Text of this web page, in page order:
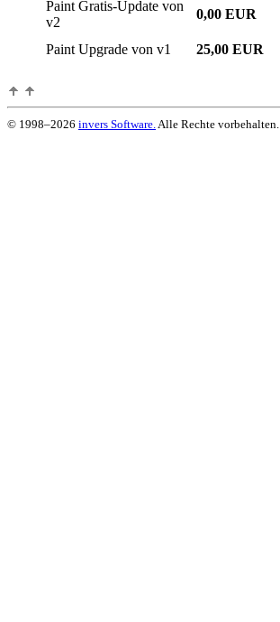
Paint Gratis-Update von
v2
0,00 EUR
Paint Upgrade von v1 25,00 EUR
© 1998–2026 invers Software.Alle Rechte vorbehalten.